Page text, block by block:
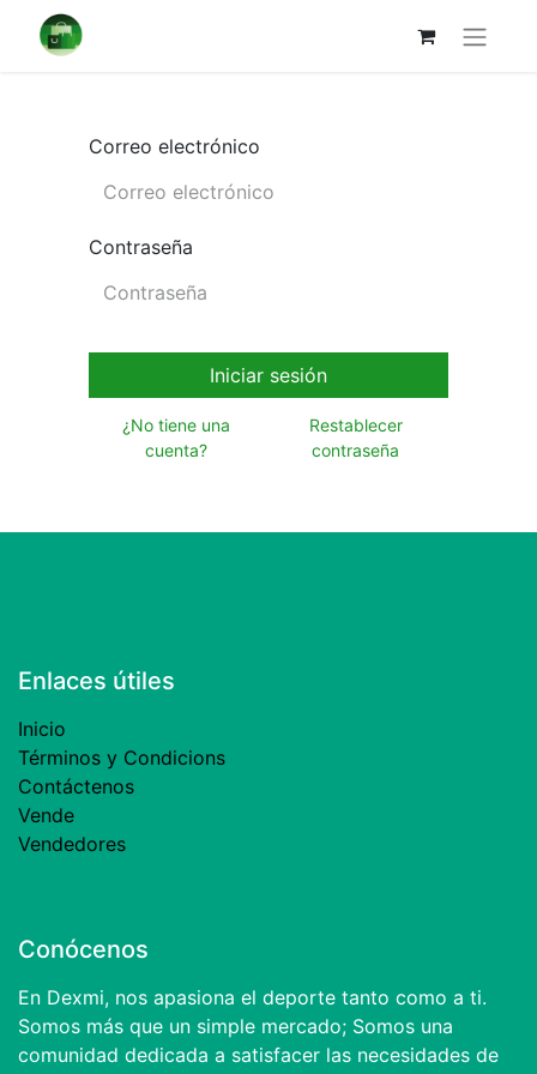
Correo electrónico
Contraseña
Iniciar sesión
¿No tiene una
cuenta?
Restablecer
contraseña
Enlaces útiles
Inicio
Términos y Condicions
Contáctenos
Vende
Vendedores
Conócenos
En Dexmi, nos apasiona el deporte tanto como a ti.
Somos más que un simple mercado; Somos una
comunidad dedicada a satisfacer las necesidades de